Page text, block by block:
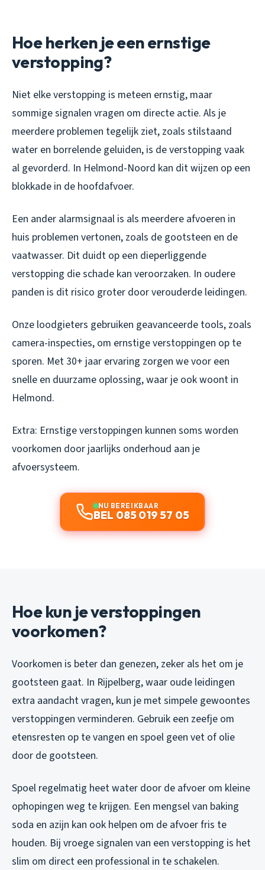
Hoe herken je een ernstige
verstopping?
Niet elke verstopping is meteen ernstig, maar
sommige signalen vragen om directe actie. Als je
meerdere problemen tegelijk ziet, zoals stilstaand
water en borrelende geluiden, is de verstopping vaak
al gevorderd. In Helmond-Noord kan dit wijzen op een
blokkade in de hoofdafvoer.
Een ander alarmsignaal is als meerdere afvoeren in
huis problemen vertonen, zoals de gootsteen en de
vaatwasser. Dit duidt op een dieperliggende
verstopping die schade kan veroorzaken. In oudere
panden is dit risico groter door verouderde leidingen.
Onze loodgieters gebruiken geavanceerde tools, zoals
camera-inspecties, om ernstige verstoppingen op te
sporen. Met 30+ jaar ervaring zorgen we voor een
snelle en duurzame oplossing, waar je ook woont in
Helmond.
Extra: Ernstige verstoppingen kunnen soms worden
voorkomen door jaarlijks onderhoud aan je
afvoersysteem.
NU BEREIKBAAR
BEL 085 019 57 05
Hoe kun je verstoppingen
voorkomen?
Voorkomen is beter dan genezen, zeker als het om je
gootsteen gaat. In Rijpelberg, waar oude leidingen
extra aandacht vragen, kun je met simpele gewoontes
verstoppingen verminderen. Gebruik een zeefje om
etensresten op te vangen en spoel geen vet of olie
door de gootsteen.
Spoel regelmatig heet water door de afvoer om kleine
ophopingen weg te krijgen. Een mengsel van baking
soda en azijn kan ook helpen om de afvoer fris te
houden. Bij vroege signalen van een verstopping is het
slim om direct een professional in te schakelen.